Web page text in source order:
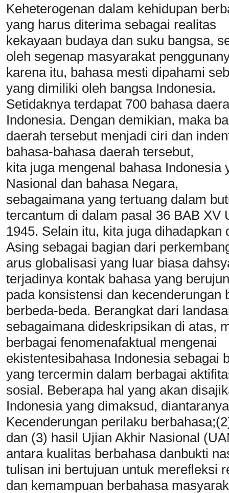
Keheterogenan dalam kehidupan
yang harus diterima sebagai realitas
kekayaan budaya dan suku bangsa,
oleh segenap masyarakat
karena itu, bahasa mesti dipahami
yang dimiliki oleh bangsa Indonesia.
Setidaknya terdapat 700 bahasa
Indonesia. Dengan demikian, maka
daerah tersebut menjadi ciri dan
bahasa-bahasa daerah tersebut,
kita juga mengenal bahasa
Nasional dan bahasa Negara,
sebagaimana yang tertuang dalam
tercantum di dalam pasal 36 BAB XV
1945. Selain itu, kita juga
Asing sebagai bagian dari
arus globalisasi yang luar biasa
terjadinya kontak bahasa yang
pada konsistensi dan
berbeda-beda. Berangkat dari
sebagaimana dideskripsikan di atas,
berbagai fenomenafaktual mengenai
ekistentesibahasa Indonesia sebagai
yang tercermin dalam berbagai
sosial. Beberapa hal yang akan
Indonesia yang dimaksud,
Kecenderungan perilaku
dan (3) hasil Ujian Akhir Nasional
antara kualitas berbahasa danbukti
tulisan ini bertujuan untuk merefleksi
dan kemampuan berbahasa